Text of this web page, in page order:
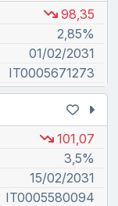
98,35
2,85%
01/02/2031
IT0005671273
101,07
3,5%
15/02/2031
IT0005580094